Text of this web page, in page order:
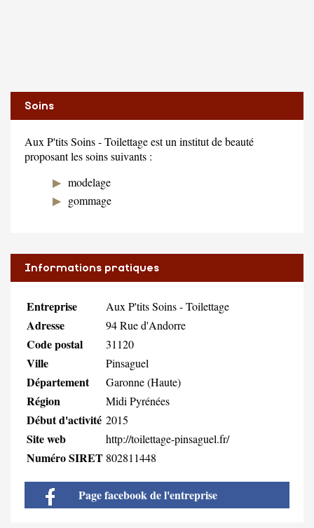
Soins
Aux P'tits Soins - Toilettage est un institut de beauté
proposant les soins suivants :
modelage
gommage
Informations pratiques
Entreprise Aux P'tits Soins - Toilettage
Adresse 94 Rue d'Andorre
Code postal 31120
Ville Pinsaguel
Département Garonne (Haute)
Région Midi Pyrénées
Début d'activité 2015
Site web http://toilettage-pinsaguel.fr/
Numéro SIRET 802811448
Page facebook de l'entreprise